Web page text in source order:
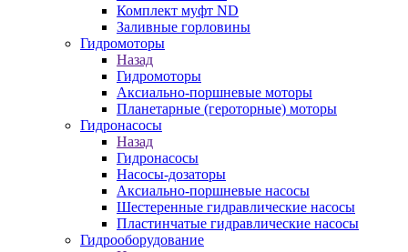
Комплект муфт ND
Заливные горловины
Гидромоторы
Назад
Гидромоторы
Аксиально-поршневые моторы
Планетарные (героторные) моторы
Гидронасосы
Назад
Гидронасосы
Насосы-дозаторы
Аксиально-поршневые насосы
Шестеренные гидравлические насосы
Пластинчатые гидравлические насосы
Гидрооборудование